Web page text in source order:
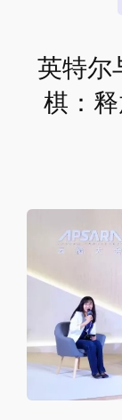
英特尔
棋：